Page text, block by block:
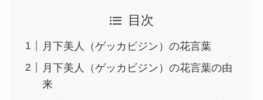
目次
月下美人（ゲッカビジン）の花言葉
月下美人（ゲッカビジン）の花言葉の由
来